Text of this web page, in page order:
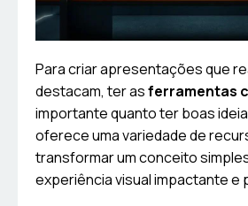
Para criar apresentações que
destacam, ter asferramentas
importante quanto ter boas
oferece uma variedade de
transformar um conceito
experiência visual impactante e